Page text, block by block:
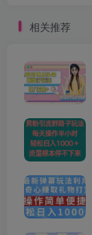
相关推荐